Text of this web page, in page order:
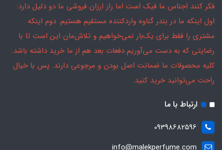
فکر کنند اجناس ما فیک است اما راز ارزان فروشی ما دو دلیل دارد:
اول اینکه ما در بندر گناوه واردکننده مستقیم هستیم. دوم اینکه
مشتری را فقط برای یک‌بار نمی‌خواهیم و تلاش‌مان این است تا با
رضایتی که به دست می‌آوریم دفعات بعد هم از ما خرید داشته باشد.
کلیه محصولات ما ضمانت اصل بودن و مرجوعی دارند. پس با خیال
راحت می‌توانید خرید کنید.
ارتباط با ما
09398682596